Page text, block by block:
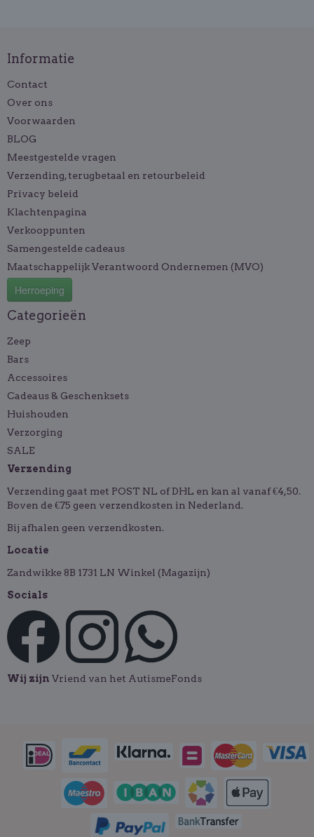
Informatie
Contact
Over ons
Voorwaarden
BLOG
Meestgestelde vragen
Verzending, terugbetaal en retourbeleid
Privacy beleid
Klachtenpagina
Verkooppunten
Samengestelde cadeaus
Maatschappelijk Verantwoord Ondernemen (MVO)
Herroeping
Categorieën
Zeep
Bars
Accessoires
Cadeaus & Geschenksets
Huishouden
Verzorging
SALE
Verzending
Verzending gaat met POST NL of DHL en kan al vanaf €4,50.
Boven de €75 geen verzendkosten in Nederland.
Bij afhalen geen verzendkosten.
Locatie
Zandwikke 8B 1731 LN Winkel (Magazijn)
Socials
Wij zijn Vriend van het AutismeFonds